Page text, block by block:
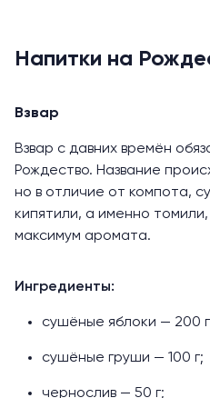
Напитки на
Взвар
Взвар с давних времён
Рождество. Название
но в отличие от компота,
кипятили, а именно
максимум аромата.
Ингредиенты:
сушёные яблоки — 200
сушёные груши — 100 г;
чернослив — 50 г;